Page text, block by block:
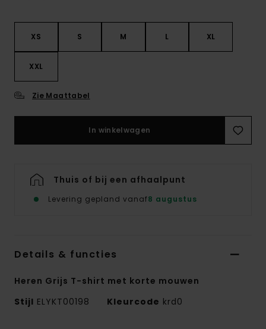
XS S M L XL
XXL
Zie Maattabel
In winkelwagen
Thuis of bij een afhaalpunt
Levering gepland vanaf8 augustus
Details & functies
Heren Grijs T-shirt met korte mouwen
Stijl ELYKT00198 Kleurcode krd0